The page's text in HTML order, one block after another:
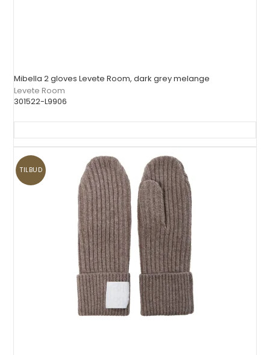
Mibella 2 gloves Levete Room, dark grey melange
Levete Room
301522-L9906
TILBUD